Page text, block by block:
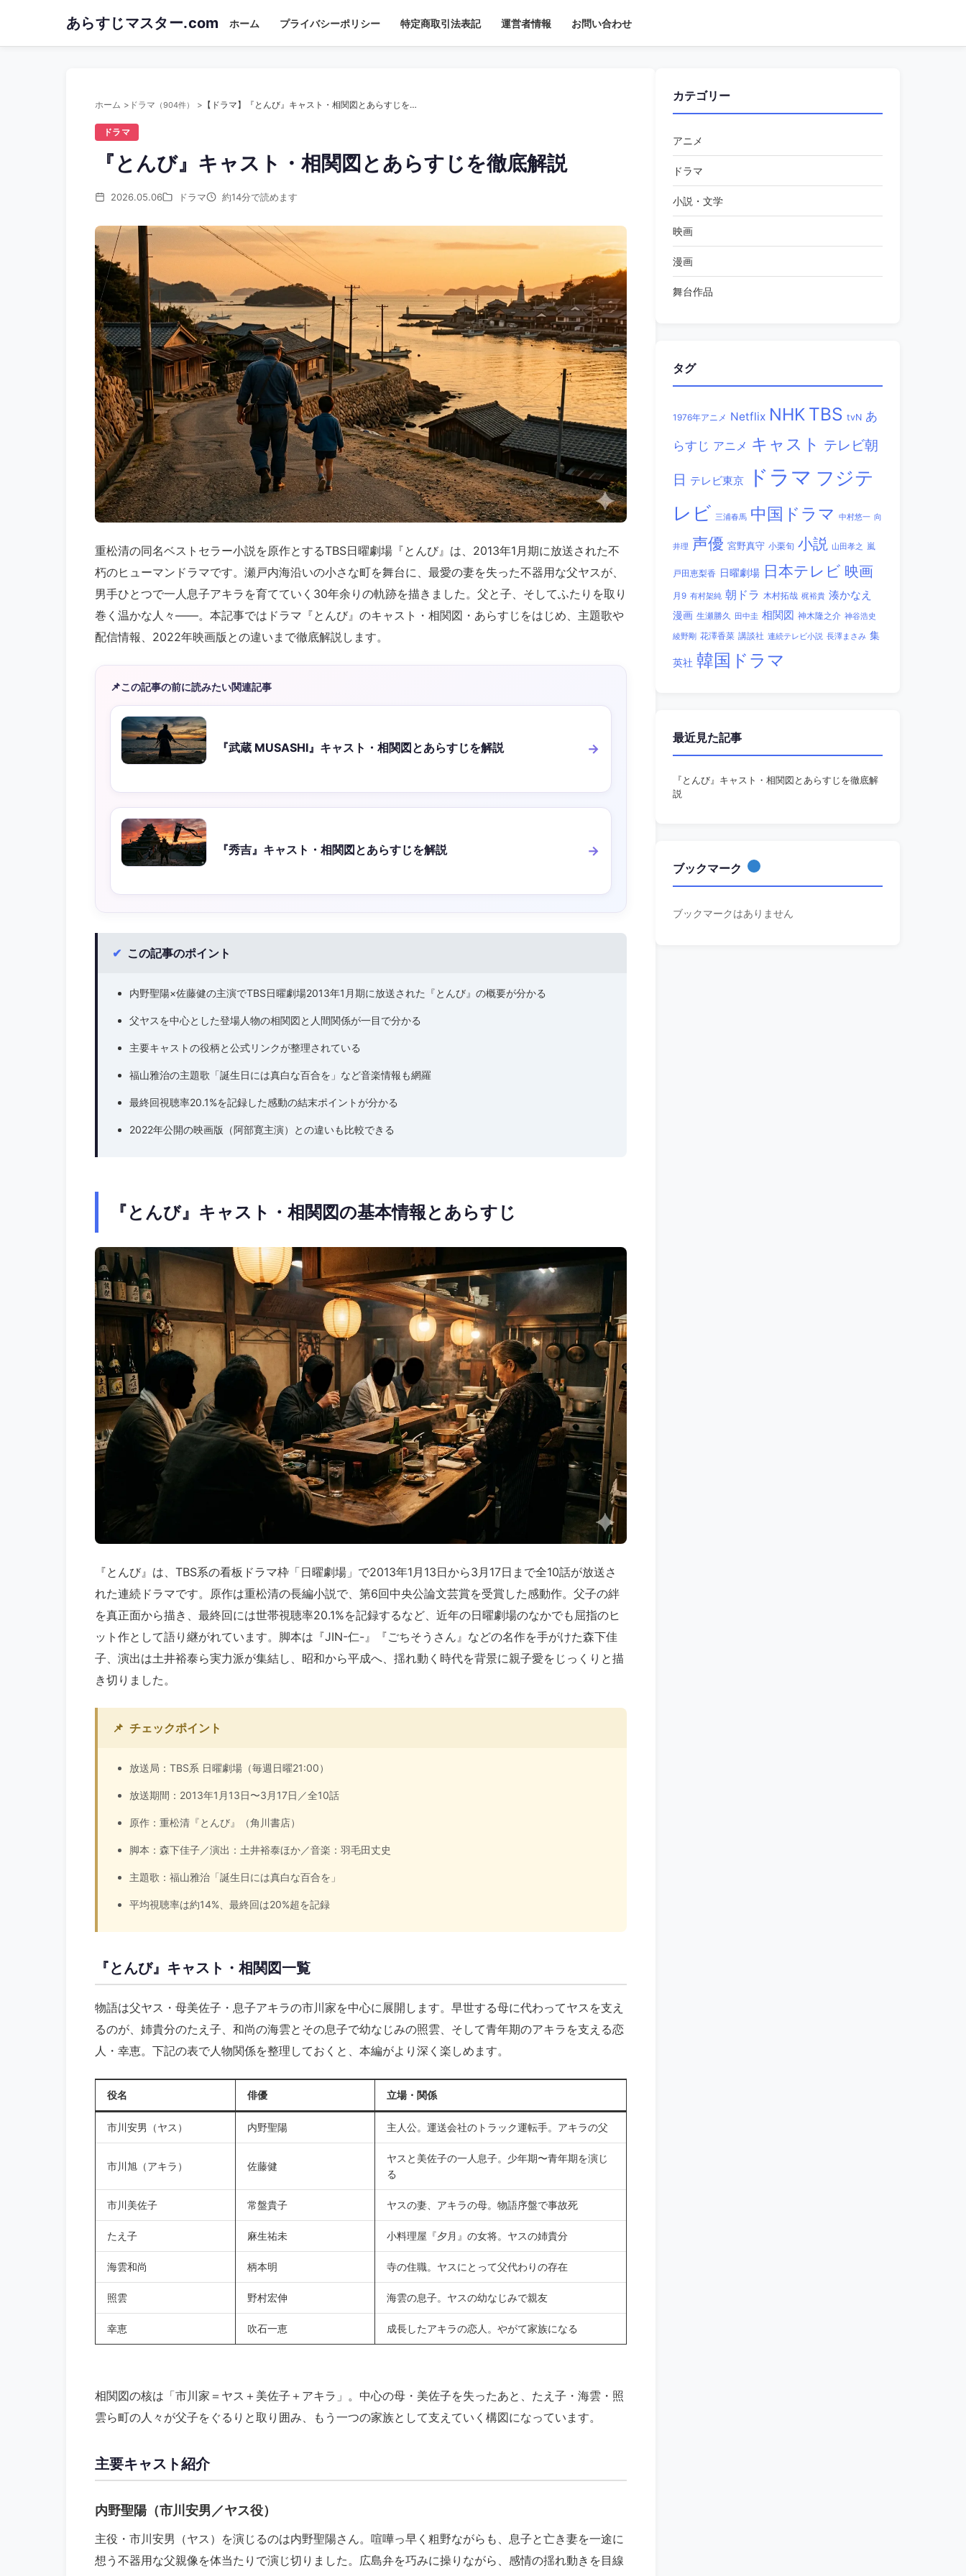
main
あらすじマスター.com ホーム プライバシーポリシー 特定商取引法表記 運営者情報 お問い合わせ
ホーム ドラマ （904件） 【ドラマ】『とんび』キャスト・相関図とあらすじを徹底解説
ドラマ
『とんび』キャスト・相関図とあらすじを徹底解説
2026.05.06 ドラマ 約14分で読めます
重松清の同名ベストセラー小説を原作とするTBS日曜劇場『とんび』は、2013年1月期に放送された不
朽のヒューマンドラマです。瀬戸内海沿いの小さな町を舞台に、最愛の妻を失った不器用な父ヤスが、
男手ひとつで一人息子アキラを育てていく30年余りの軌跡を描きました。父と子、そしてふたりを取り
巻く温かな人々――。本記事ではドラマ『とんび』のキャスト・相関図・あらすじをはじめ、主題歌や
配信情報、2022年映画版との違いまで徹底解説します。
📌この記事の前に読みたい関連記事
『武蔵 MUSASHI』キャスト・相関図とあらすじを解説
『秀吉』キャスト・相関図とあらすじを解説
✔ この記事のポイント
内野聖陽×佐藤健の主演でTBS日曜劇場2013年1月期に放送された『とんび』の概要が分かる
父ヤスを中心とした登場人物の相関図と人間関係が一目で分かる
主要キャストの役柄と公式リンクが整理されている
福山雅治の主題歌「誕生日には真白な百合を」など音楽情報も網羅
最終回視聴率20.1%を記録した感動の結末ポイントが分かる
2022年公開の映画版（阿部寛主演）との違いも比較できる
『とんび』キャスト・相関図の基本情報とあらすじ
『とんび』は、TBS系の看板ドラマ枠「日曜劇場」で2013年1月13日から3月17日まで全10話が放送さ
れた連続ドラマです。原作は重松清の長編小説で、第6回中央公論文芸賞を受賞した感動作。父子の絆
を真正面から描き、最終回には世帯視聴率20.1%を記録するなど、近年の日曜劇場のなかでも屈指のヒ
ット作として語り継がれています。脚本は『JIN-仁-』『ごちそうさん』などの名作を手がけた森下佳
子、演出は土井裕泰ら実力派が集結し、昭和から平成へ、揺れ動く時代を背景に親子愛をじっくりと描
き切りました。
📌 チェックポイント
放送局：TBS系 日曜劇場（毎週日曜21:00）
放送期間：2013年1月13日〜3月17日／全10話
原作：重松清『とんび』（角川書店）
脚本：森下佳子／演出：土井裕泰ほか／音楽：羽毛田丈史
主題歌：福山雅治「誕生日には真白な百合を」
平均視聴率は約14%、最終回は20%超を記録
『とんび』キャスト・相関図一覧
物語は父ヤス・母美佐子・息子アキラの市川家を中心に展開します。早世する母に代わってヤスを支え
るのが、姉貴分のたえ子、和尚の海雲とその息子で幼なじみの照雲、そして青年期のアキラを支える恋
人・幸恵。下記の表で人物関係を整理しておくと、本編がより深く楽しめます。
役名 俳優 立場・関係
市川安男（ヤス） 内野聖陽 主人公。運送会社のトラック運転手。アキラの父
市川旭（アキラ） 佐藤健
ヤスと美佐子の一人息子。少年期〜青年期を演じ
る
市川美佐子 常盤貴子 ヤスの妻、アキラの母。物語序盤で事故死
たえ子 麻生祐未 小料理屋『夕月』の女将。ヤスの姉貴分
海雲和尚 柄本明 寺の住職。ヤスにとって父代わりの存在
照雲 野村宏伸 海雲の息子。ヤスの幼なじみで親友
幸恵 吹石一恵 成長したアキラの恋人。やがて家族になる
相関図の核は「市川家＝ヤス＋美佐子＋アキラ」。中心の母・美佐子を失ったあと、たえ子・海雲・照
雲ら町の人々が父子をぐるりと取り囲み、もう一つの家族として支えていく構図になっています。
主要キャスト紹介
内野聖陽（市川安男／ヤス役）
主役・市川安男（ヤス）を演じるのは内野聖陽さん。喧嘩っ早く粗野ながらも、息子と亡き妻を一途に
想う不器用な父親像を体当たりで演じ切りました。広島弁を巧みに操りながら、感情の揺れ動きを目線
カテゴリー
アニメ
ドラマ
小説・文学
映画
漫画
舞台作品
タグ
1976年アニメ Netflix NHK TBS tvN あ
らすじ アニメ キャスト テレビ朝
日 テレビ東京 ドラマ フジテ
レビ 三浦春馬 中国ドラマ 中村悠一 向
井理 声優 宮野真守 小栗旬 小説 山田孝之 嵐
戸田恵梨香 日曜劇場 日本テレビ 映画
月9 有村架純 朝ドラ 木村拓哉 梶裕貴 湊かなえ
漫画 生瀬勝久 田中圭 相関図 神木隆之介 神谷浩史
綾野剛 花澤香菜 講談社 連続テレビ小説 長澤まさみ 集
英社 韓国ドラマ
最近見た記事
『とんび』キャスト・相関図とあらすじを徹底解
説
ブックマーク
ブックマークはありません